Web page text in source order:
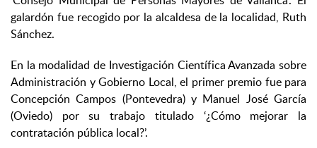
galardón fue recogido por la alcaldesa de la localidad, Ruth
Sánchez.
En la modalidad de Investigación Científica Avanzada sobre
Administración y Gobierno Local, el primer premio fue para
Concepción Campos (Pontevedra) y Manuel José García
(Oviedo) por su trabajo titulado ‘¿Cómo mejorar la
contratación pública local?’.